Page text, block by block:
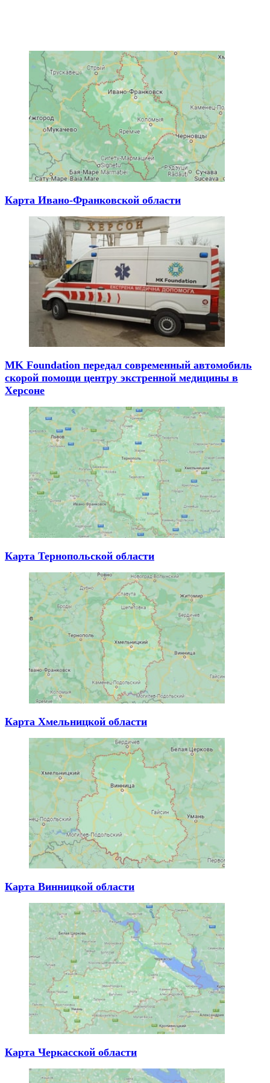
Карта Ивано-Франковской области
MK Foundation передал современный автомобиль
скорой помощи центру экстренной медицины в
Херсоне
Карта Тернопольской области
Карта Хмельницкой области
Карта Винницкой области
Карта Черкасской области